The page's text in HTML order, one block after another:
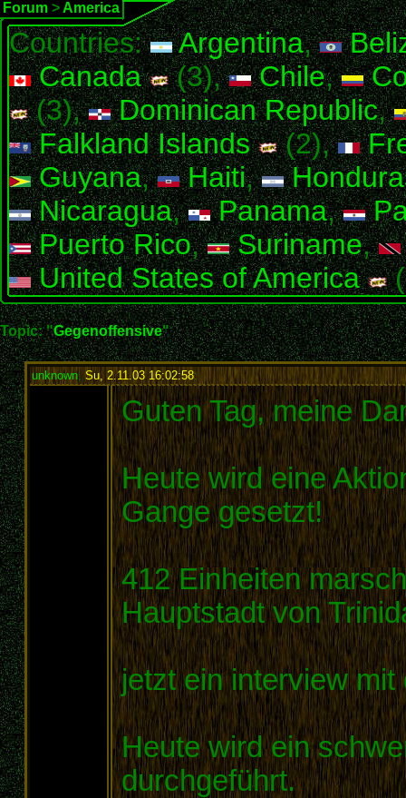
Forum > America
Countries: Argentina,
Canada
(3), Chile,
(3),
Dominican Republic,
Falkland Islands
(2),
Guyana, Haiti,
Nicaragua, Panama,
Puerto Rico, Suriname,
United States of America
Topic: "Gegenoffensive"
unknown, Su, 2.11.03 16:02:58:
Guten Tag, meine
Heute wird eine
Gange gesetzt!
412 Einheiten
Hauptstadt von
jetzt ein interview
Heute wird ein
durchgeführt.